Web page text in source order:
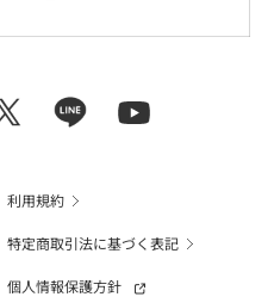
利用規約
特定商取引法に基づく表記
個人情報保護方針